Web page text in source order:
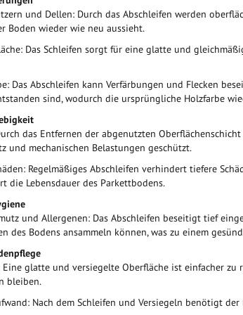
und Dellen: Durch das Abschleifen werden
Boden wieder wie neu aussieht.
Das Schleifen sorgt für eine glatte und
Das Abschleifen kann Verfärbungen und Flecken
sind, wodurch die ursprüngliche Holzfarbe
das Entfernen der abgenutzten
und mechanischen Belastungen geschützt.
Regelmäßiges Abschleifen verhindert tiefere
die Lebensdauer des Parkettbodens.
und Allergenen: Das Abschleifen beseitigt tief
des Bodens ansammeln können, was zu einem
Eine glatte und versiegelte Oberfläche ist einfacher
bleiben.
Nach dem Schleifen und Versiegeln benötigt